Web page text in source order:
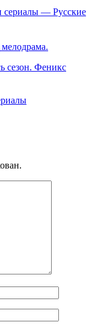
— Русские
сезон. Феникс